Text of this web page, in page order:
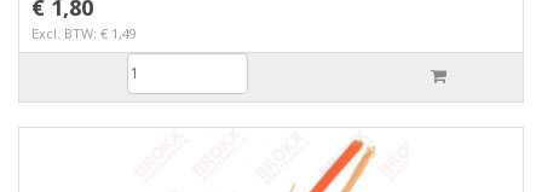
€ 1,80
Excl. BTW: € 1,49